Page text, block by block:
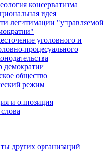
консерватизма
идея
легитимации "управляемой
уголовного и
процесуального
демократии
общество
режим
и оппозиция
других организаций